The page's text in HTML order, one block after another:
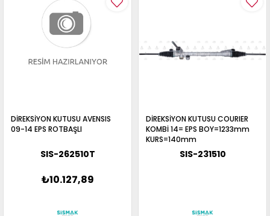
DİREKSİYON KUTUSU AVENSIS
09-14 EPS ROTBAŞLI
SIS-262510T
₺10.127,89
DİREKSİYON KUTUSU COURIER
KOMBİ 14= EPS BOY=1233mm
KURS=140mm
SIS-231510